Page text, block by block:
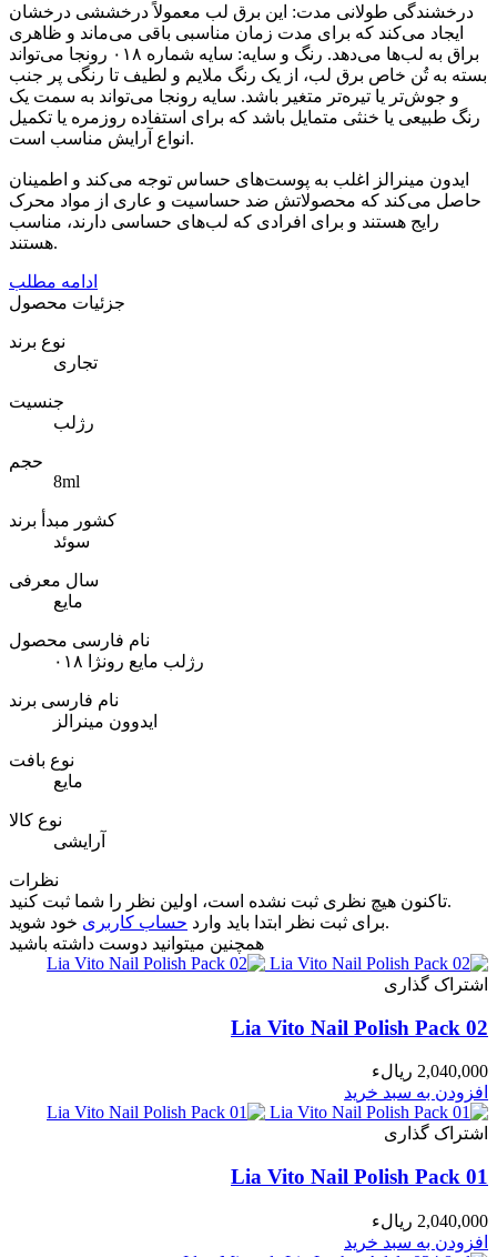
درخشندگی طولانی مدت: این برق لب معمولاً درخششی درخشان
ایجاد می‌کند که برای مدت زمان مناسبی باقی می‌ماند و ظاهری
براق به لب‌ها می‌دهد. رنگ و سایه: سایه شماره ۰۱۸ رونجا می‌تواند
بسته به تُن خاص برق لب، از یک رنگ ملایم و لطیف تا رنگی پر جنب
و جوش‌تر یا تیره‌تر متغیر باشد. سایه رونجا می‌تواند به سمت یک
رنگ طبیعی یا خنثی متمایل باشد که برای استفاده روزمره یا تکمیل
انواع آرایش مناسب است.
ایدون مینرالز اغلب به پوست‌های حساس توجه می‌کند و اطمینان
حاصل می‌کند که محصولاتش ضد حساسیت و عاری از مواد محرک
رایج هستند و برای افرادی که لب‌های حساسی دارند، مناسب
هستند.
ادامه مطلب
جزئیات محصول
نوع برند
تجاری
جنسیت
رژلب
حجم
8ml
کشور مبدأ برند
سوئد
سال معرفی
مایع
نام فارسی محصول
رژلب مایع رونژا ۰۱۸
نام فارسی برند
ایدوون مینرالز
نوع بافت
مایع
نوع کالا
آرایشی
نظرات
تاکنون هیچ نظری ثبت نشده است، اولین نظر را شما ثبت کنید.
برای ثبت نظر ابتدا باید وارد حساب کاربری
خود شوید.
همچنین میتوانید دوست داشته باشید
اشتراک گذاری
Lia Vito Nail Polish Pack 02
2,040,000 ریالء
افزودن به سبد خرید
اشتراک گذاری
Lia Vito Nail Polish Pack 01
2,040,000 ریالء
افزودن به سبد خرید